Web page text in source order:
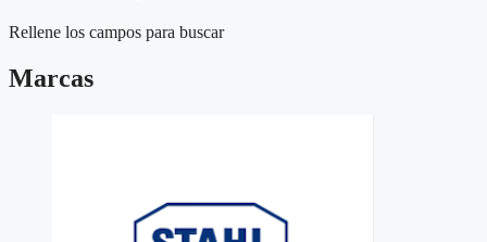
Rellene los campos para buscar
Marcas